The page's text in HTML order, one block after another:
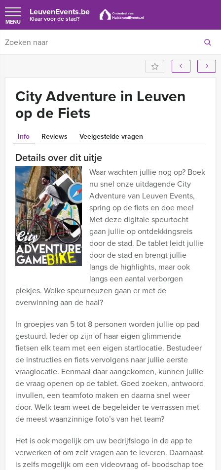
LeuvenEvents.be
Klaar voor de stad?
MENU
City Adventure in Leuven
op de Fiets
Info Reviews Veelgestelde vragen
Details over dit uitje
Waar wachten jullie nog op? Boek
nu snel onze uitdagende City
Adventure van Leuven Events,
spring op de fiets en doe mee!
Met deze digitale speurtocht
gaan jullie op ontdekkingsreis
door de stad. De tablet leidt jullie
door de stad en brengt jullie
langs de highlights, maar ook
langs een aantal verborgen
plekjes. Welke speurneuzen gaan er met de
overwinning aan de haal?
In groepjes van 5 tot 8 personen worden jullie op pad
gestuurd. Ieder op zijn of haar eigen glimmende
fietsen elk team met een eigen startlocatie. Bestudeer
de instructies en fiets vervolgens naar jullie eerste
vraaglocatie. Eenmaal daar aangekomen, kunnen jullie
de vraag openen op de tablet. Goed zoeken, antwoord
invullen, een teamfoto maken en daarna snel weer
door. Welk team weet de begeleider te verrassen met
de meest waanzinnige foto’s van het team?
Het is ook mogelijk om uw bedrijfslogo in de app te
verwerken of om zelf vragen aan te leveren. Daarnaast
is zelfs mogelijk om een videovraag of- boodschap toe